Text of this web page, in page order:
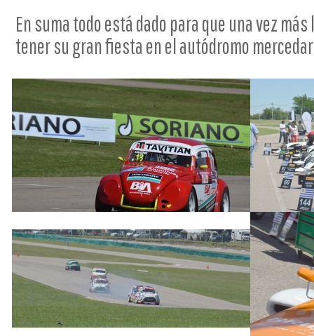
En suma todo está dado para que una vez
tener su gran fiesta en el autódromo